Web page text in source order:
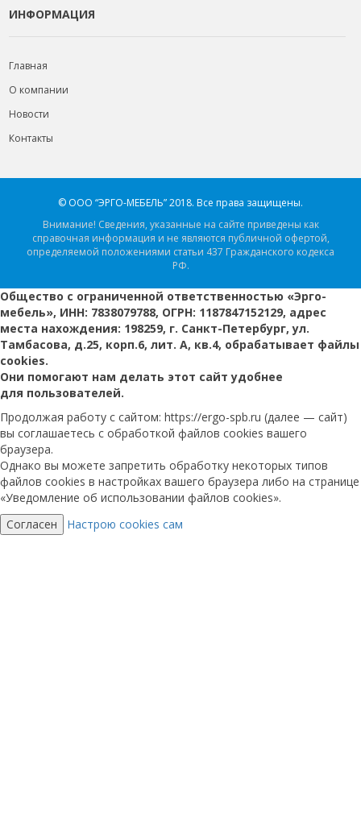
ИНФОРМАЦИЯ
Главная
О компании
Новости
Контакты
© ООО “ЭРГО-МЕБЕЛЬ” 2018. Все права защищены.
Внимание! Сведения, указанные на сайте приведены как
справочная информация и не являются публичной офертой,
определяемой положениями статьи 437 Гражданского кодекса
РФ.
Общество с ограниченной ответственностью «Эрго-
мебель», ИНН: 7838079788, ОГРН: 1187847152129, адрес
места нахождения: 198259, г. Санкт-Петербург, ул.
Тамбасова, д.25, корп.6, лит. А, кв.4, обрабатывает файлы
cookies.
Они помогают нам делать этот сайт удобнее
для пользователей.
Продолжая работу с сайтом: https://ergo-spb.ru (далее — сайт)
вы соглашаетесь с обработкой файлов cookies вашего
браузера.
Однако вы можете запретить обработку некоторых типов
файлов cookies в настройках вашего браузера либо на странице
«Уведомление об использовании файлов cookies».
Согласен
Настрою cookies сам